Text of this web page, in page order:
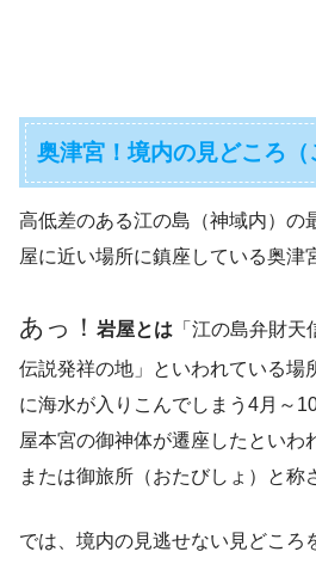
奥津宮！境内の見どころ（
高低差のある江の島（神域内）の
屋に近い場所に鎮座している奥津
あっ！ 岩屋とは 「江の島弁財
伝説発祥の地」といわれている場
に海水が入りこんでしまう4月～
屋本宮の御神体が遷座したといわ
または御旅所（おたびしょ）と称
では、境内の見逃せない見どころ